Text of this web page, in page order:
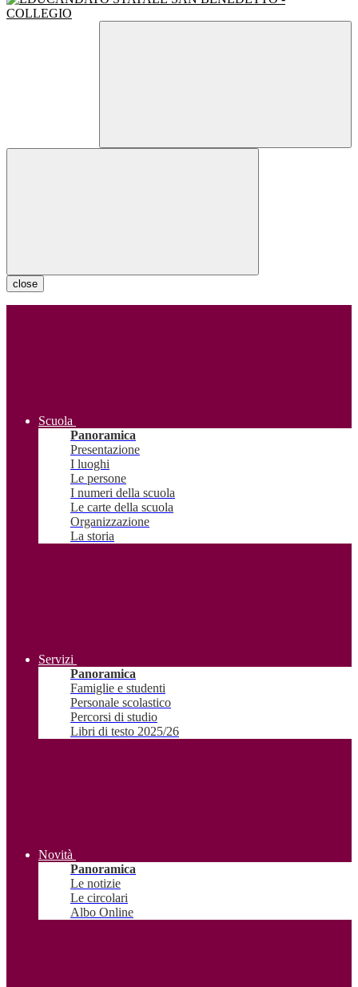
close
Scuola
Panoramica
Presentazione
I luoghi
Le persone
I numeri della scuola
Le carte della scuola
Organizzazione
La storia
Servizi
Panoramica
Famiglie e studenti
Personale scolastico
Percorsi di studio
Libri di testo 2025/26
Novità
Panoramica
Le notizie
Le circolari
Albo Online